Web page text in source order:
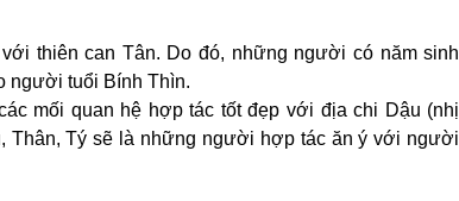
thiên can Tân. Do đó, những người có năm sinh
người tuổi Bính Thìn.
mối quan hệ hợp tác tốt đẹp với địa chi Dậu (nhị
Thân, Tý sẽ là những người hợp tác ăn ý với người